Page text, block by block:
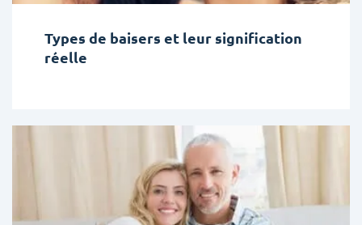
Types de baisers et leur signification
réelle